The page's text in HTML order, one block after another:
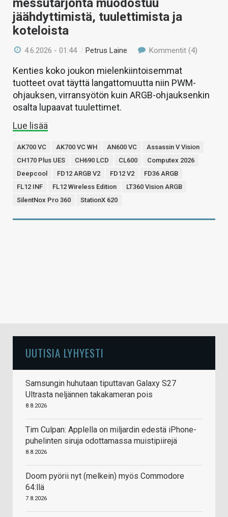
HAKU
messutarjonta muodostuu
jäähdyttimistä, tuulettimista ja
koteloista
4.6.2026 - 01:44 /Petrus Laine Kommentit (4)
Kenties koko joukon mielenkiintoisemmat
tuotteet ovat täyttä langattomuutta niin PWM-
ohjauksen, virransyötön kuin ARGB-ohjauksenkin
osalta lupaavat tuulettimet.
Lue lisää
AK700 VC AK700 VC WH AN600 VC
Assassin V Vision
CH170 Plus UES
CH690 LCD CL600
Computex 2026
Deepcool
FD12 ARGB V2 FD12 V2
FD36 ARGB
FL12 INF
FL12 Wireless Edition
LT360 Vision ARGB
SilentNox Pro 360
StationX 620
UUTISIA LYHYESTI
Samsungin huhutaan tiputtavan Galaxy S27
Ultrasta neljännen takakameran pois
8.8.2026
Tim Culpan: Applella on miljardin edestä iPhone-
puhelinten siruja odottamassa muistipiirejä
8.8.2026
Doom pyörii nyt (melkein) myös Commodore
64:llä
7.8.2026